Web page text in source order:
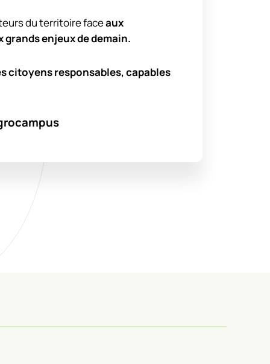
du territoire faceaux
enjeux de demain.
citoyens responsables, capables